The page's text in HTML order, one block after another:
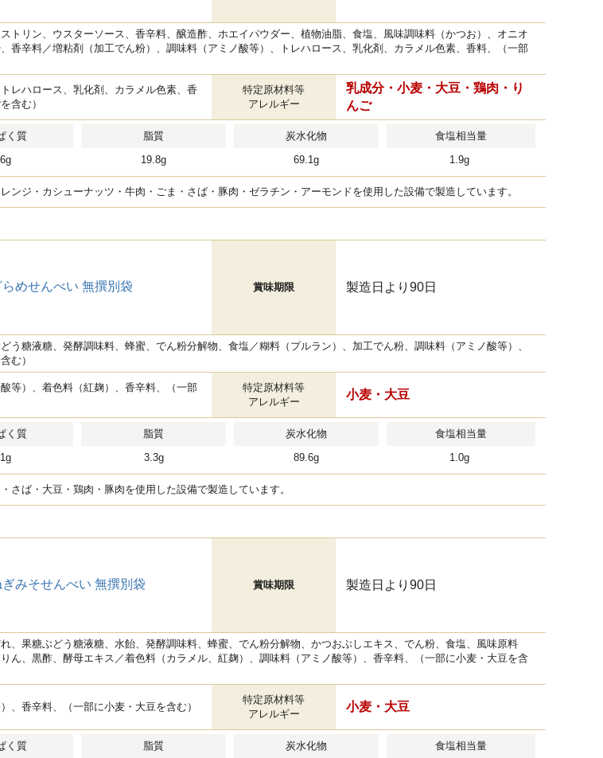
トリン、ウスターソース、香辛料、醸造酢、ホエイパウダー、植物油脂、食塩、風味調味料（かつお）、オニオ
香辛料／増粘剤（加工でん粉）、調味料（アミノ酸等）、トレハロース、乳化剤、カラメル色素、香料、（一部
レハロース、乳化剤、カラメル色素、香
含む）
特定原材料等
アレルギー
乳成分・小麦・大豆・鶏肉・り
んご
く質 脂質 炭水化物
食塩相当量
19.8g 69.1g 1.9g
ンジ・カシューナッツ・牛肉・ごま・さば・豚肉・ゼラチン・アーモンドを使用した設備で製造しています。
めせんべい 無撰別袋 賞味期限 製造日より90日
う糖液糖、発酵調味料、蜂蜜、でん粉分解物、食塩／糊料（プルラン）、加工でん粉、調味料（アミノ酸等）、
む）
等）、着色料（紅麹）、香辛料、（一部
特定原材料等
アレルギー
小麦・大豆
く質 脂質 炭水化物
食塩相当量
3.3g 89.6g 1.0g
さば・大豆・鶏肉・豚肉を使用した設備で製造しています。
みそせんべい 無撰別袋 賞味期限 製造日より90日
、果糖ぶどう糖液糖、水飴、発酵調味料、蜂蜜、でん粉分解物、かつおぶしエキス、でん粉、食塩、風味原料
ん、黒酢、酵母エキス／着色料（カラメル、紅麹）、調味料（アミノ酸等）、香辛料、（一部に小麦・大豆を含
、香辛料、（一部に小麦・大豆を含む）
特定原材料等
アレルギー
小麦・大豆
く質 脂質 炭水化物
食塩相当量